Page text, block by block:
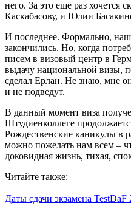
него. За это еще раз хочется
Каскабасову, и Юлии
И последнее. Формально,
закончились. Но, когда
писем в визовый центр в
выдачу национальной визы,
сделал Ерлан. Не знаю, мне
и не подведут.
В данный момент виза
Штудиенколлеге
Рождественские каникулы в
можно пожелать нам всем –
доковидная жизнь, тихая,
Читайте также:
Даты сдачи экзамена TestDaF